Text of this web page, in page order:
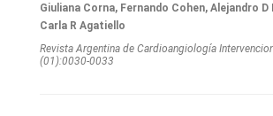
Giuliana Corna, Fernando Cohen, Alejandro D
Carla R Agatiello
Revista Argentina de Cardioangiologí­a
(01):0030-0033